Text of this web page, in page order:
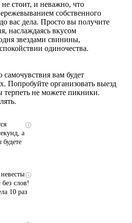
стоит, и неважно, что
собственного
вас дела. Просто вы получите
наслаждаясь вкусом
звездами свинины,
одиночества.
самочувствия вам будет
Попробуйте организовать выезд
терпеть не можете пикники.
на
Что
когда
а
без слов!
10 раз